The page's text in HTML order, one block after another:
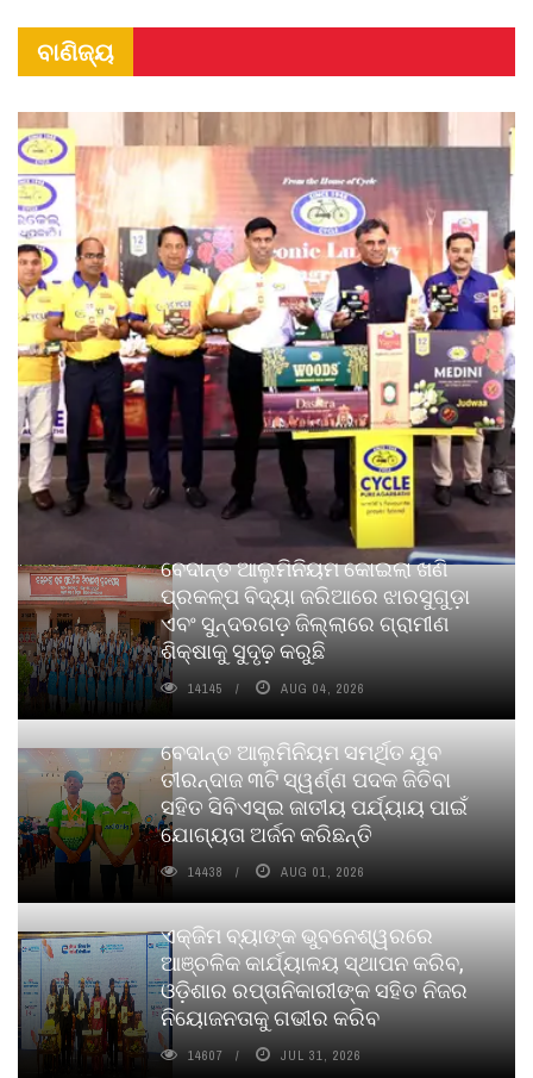
ବାଣିଜ୍ୟ
ବେଦାନ୍ତ ଆଲୁମିନିୟମ କୋଇଲା ଖଣି
ପ୍ରକଳ୍ପ ବିଦ୍ୟା ଜରିଆରେ ଝାରସୁଗୁଡ଼ା
ଏବଂ ସୁନ୍ଦରଗଡ଼ ଜିଲ୍ଲାରେ ଗ୍ରାମୀଣ
ଶିକ୍ଷାକୁ ସୁଦୃଢ଼ କରୁଛି
14145 AUG 04, 2026
ବେଦାନ୍ତ ଆଲୁମିନିୟମ ସମର୍ଥିତ ଯୁବ
ତୀରନ୍ଦାଜ ୩ଟି ସ୍ୱର୍ଣ୍ଣ ପଦକ ଜିତିବା
ସହିତ ସିବିଏସ୍ଇ ଜାତୀୟ ପର୍ଯ୍ୟାୟ ପାଇଁ
ଯୋଗ୍ୟତା ଅର୍ଜନ କରିଛନ୍ତି
14438 AUG 01, 2026
ଏକ୍ଜିମ ବ୍ୟାଙ୍କ ଭୁବନେଶ୍ୱରରେ
ଆଞ୍ଚଳିକ କାର୍ଯ୍ୟାଳୟ ସ୍ଥାପନ କରିବ,
ଓଡ଼ିଶାର ରପ୍ତାନିକାରୀଙ୍କ ସହିତ ନିଜର
ନିୟୋଜନତାକୁ ଗଭୀର କରିବ
14607 JUL 31, 2026